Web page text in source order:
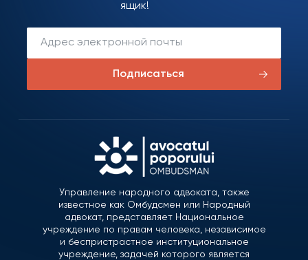
ящик!
Подписаться
Управление народного адвоката, также
известное как Омбудсмен или Народный
адвокат, представляет Национальное
учреждение по правам человека, независимое
и беспристрастное институциональное
учреждение, задачей которого является